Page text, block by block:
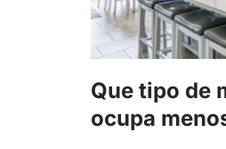
Que tipo de
ocupa